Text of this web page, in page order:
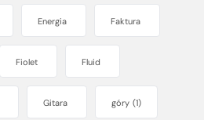
Energia Faktura
Fiolet Fluid
Gitara góry (1)